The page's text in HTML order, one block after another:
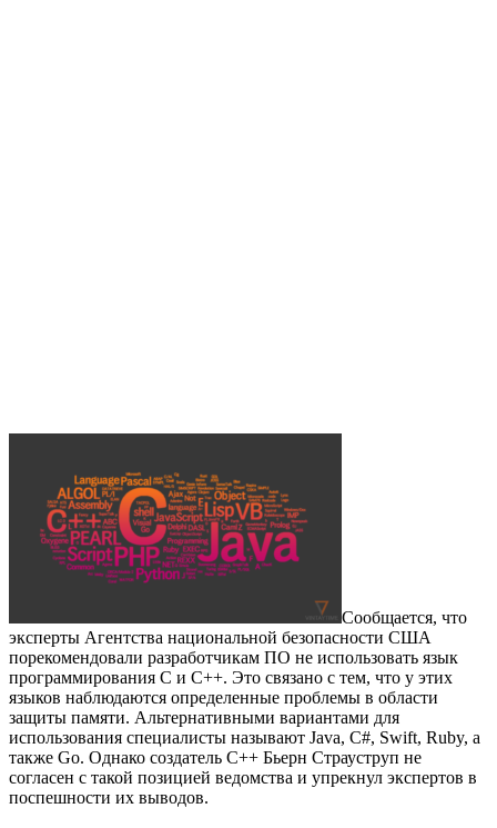
Сообщается, что
эксперты Агентства национальной безопасности США
порекомендовали разработчикам ПО не использовать язык
программирования С и С++. Это связано с тем, что у этих
языков наблюдаются определенные проблемы в области
защиты памяти. Альтернативными вариантами для
использования специалисты называют Java, C#, Swift, Ruby, а
также Go. Однако создатель С++ Бьерн Страуструп не
согласен с такой позицией ведомства и упрекнул экспертов в
поспешности их выводов.